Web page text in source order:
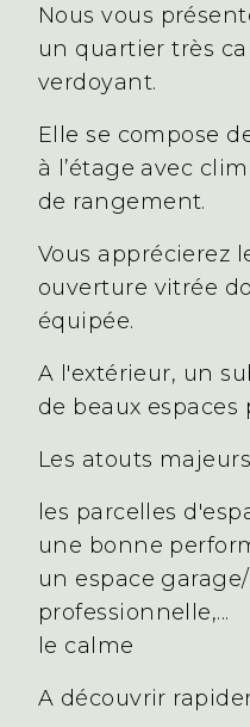
Nous vous
un quartier très
verdoyant.
Elle se compose
à l’étage avec
de rangement.
Vous apprécierez
ouverture vitrée
équipée.
A l'extérieur, un
de beaux
Les atouts
les parcelles
une bonne
un espace
professionnelle,...
le calme
A découvrir